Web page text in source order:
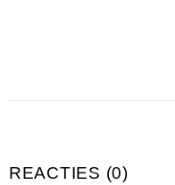
REACTIES (0)